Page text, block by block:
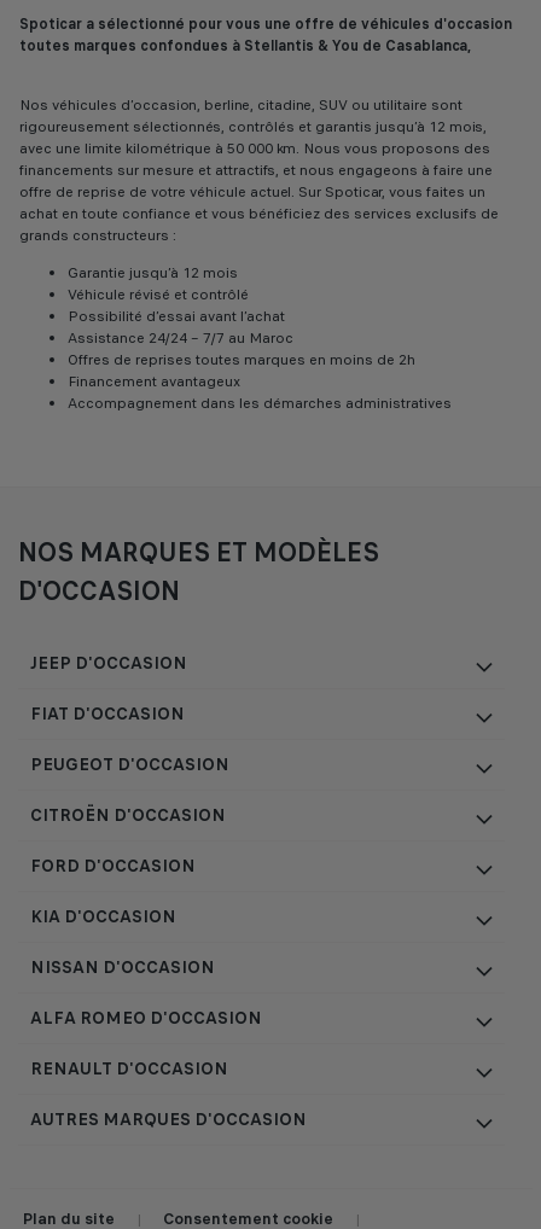
Spoticar a sélectionné pour vous une offre de véhicules d'occasion
toutes marques confondues à Stellantis & You de Casablanca,
Nos véhicules d’occasion, berline, citadine, SUV ou utilitaire sont
rigoureusement sélectionnés, contrôlés et garantis jusqu’à 12 mois,
avec une limite kilométrique à 50 000 km. Nous vous proposons des
financements sur mesure et attractifs, et nous engageons à faire une
offre de reprise de votre véhicule actuel. Sur Spoticar, vous faites un
achat en toute confiance et vous bénéficiez des services exclusifs de
grands constructeurs :
Garantie jusqu’à 12 mois
Véhicule révisé et contrôlé
Possibilité d’essai avant l’achat
Assistance 24/24 – 7/7 au Maroc
Offres de reprises toutes marques en moins de 2h
Financement avantageux
Accompagnement dans les démarches administratives
NOS MARQUES ET MODÈLES
D'OCCASION
JEEP D'OCCASION
FIAT D'OCCASION
PEUGEOT D'OCCASION
CITROËN D'OCCASION
FORD D'OCCASION
KIA D'OCCASION
NISSAN D'OCCASION
ALFA ROMEO D'OCCASION
RENAULT D'OCCASION
AUTRES MARQUES D'OCCASION
Plan du site | Consentement cookie |